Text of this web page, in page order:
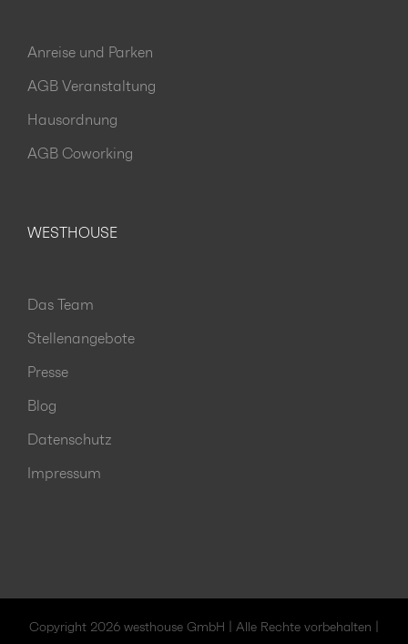
Anreise und Parken
AGB Veranstaltung
Hausordnung
AGB Coworking
WESTHOUSE
Das Team
Stellenangebote
Presse
Blog
Datenschutz
Impressum
Copyright 2026 westhouse GmbH | Alle Rechte vorbehalten |